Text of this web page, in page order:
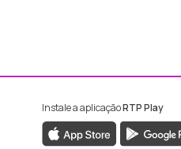
RTP Madeira
da RTP Madeira
Instale a aplicaçãoRTP Play